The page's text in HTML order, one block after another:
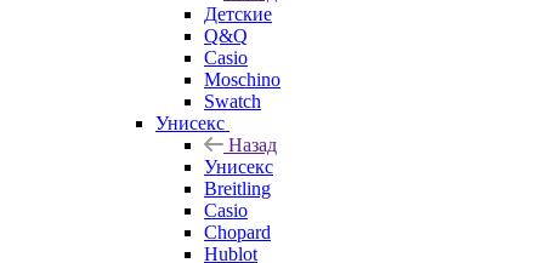
Детские
Q&Q
Casio
Moschino
Swatch
Унисекс
Назад
Унисекс
Breitling
Casio
Chopard
Hublot